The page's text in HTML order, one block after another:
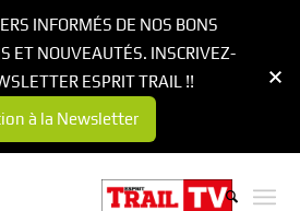
INFORMÉS DE NOS BONS
ET NOUVEAUTÉS. INSCRIVEZ-
ESPRIT TRAIL !!
à la Newsletter